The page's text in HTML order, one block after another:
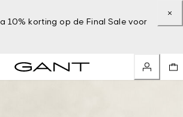
10% korting op de Final Sale voor